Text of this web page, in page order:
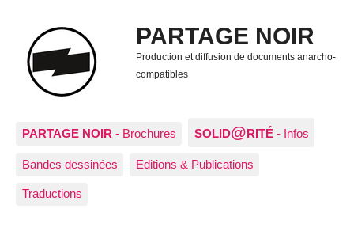
PARTAGE NOIR
Production et diffusion de documents anarcho-
compatibles
PARTAGE NOIR - Brochures SOLID@RITÉ - Infos
Bandes dessinées Editions & Publications
Traductions